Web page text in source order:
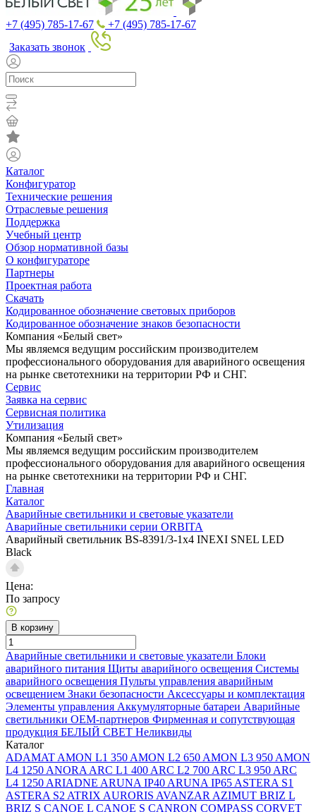
+7 (495) 785-17-67
+7 (495) 785-17-67
Заказать звонок
Каталог
Конфигуратор
Технические решения
Отраслевые решения
Поддержка
Учебный центр
Обзор нормативной базы
О конфигураторе
Партнеры
Проектная работа
Скачать
Кодированное обозначение световых приборов
Кодированное обозначение знаков безопасности
Компания «Белый свет»
Мы являемся ведущим российским производителем
профессионального оборудования для аварийного освещения
на рынке светотехники на территории РФ и СНГ.
Сервис
Заявка на сервис
Сервисная политика
Утилизация
Компания «Белый свет»
Мы являемся ведущим российским производителем
профессионального оборудования для аварийного освещения
на рынке светотехники на территории РФ и СНГ.
Главная
Каталог
Аварийные светильники и световые указатели
Аварийные светильники серии ORBITA
Аварийный светильник BS-8391/3-1x4 INEXI SNEL LED
Black
Цена:
По запросу
В корзину
Аварийные светильники и световые указатели Блоки
аварийного питания Щиты аварийного освещения Системы
аварийного освещения Пульты управления аварийным
освещением Знаки безопасности Аксессуары и комплектация
Элементы управления Аккумуляторные батареи Аварийные
светильники ОЕМ-партнеров Фирменная и сопутствующая
продукция БЕЛЫЙ СВЕТ Неликвиды
Каталог
ADAMAT AMON L1 350 AMON L2 650 AMON L3 950 AMON
L4 1250 ANORA ARC L1 400 ARC L2 700 ARC L3 950 ARC
L4 1250 ARIADNE ARUNA IP40 ARUNA IP65 ASTERA S1
ASTERA S2 ATRIX AURORIS AVANZAR AZIMUT BRIZ L
BRIZ S CANOE L CANOE S CANRON COMPASS CORVET